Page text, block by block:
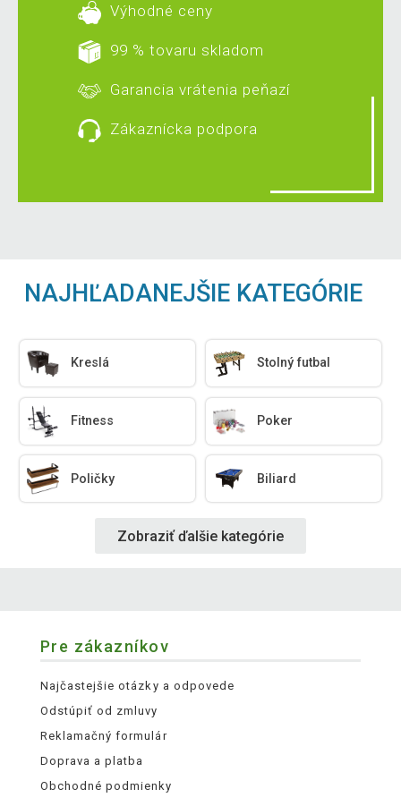
Výhodné ceny
99 % tovaru skladom
Garancia vrátenia peňazí
Zákaznícka podpora
NAJHĽADANEJŠIE KATEGÓRIE
Kreslá Stolný futbal
Fitness Poker
Poličky Biliard
Zobraziť ďalšie kategórie
Pre zákazníkov
Najčastejšie otázky a odpovede
Odstúpiť od zmluvy
Reklamačný formulár
Doprava a platba
Obchodné podmienky